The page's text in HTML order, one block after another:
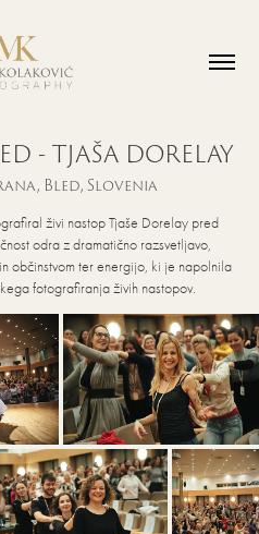
- TJAŠA DORELAY
Bled, Slovenia
živi nastop Tjaše Dorelay pred
odra z dramatično razsvetljavo,
občinstvom ter energijo, ki je napolnila
fotografiranja živih nastopov.